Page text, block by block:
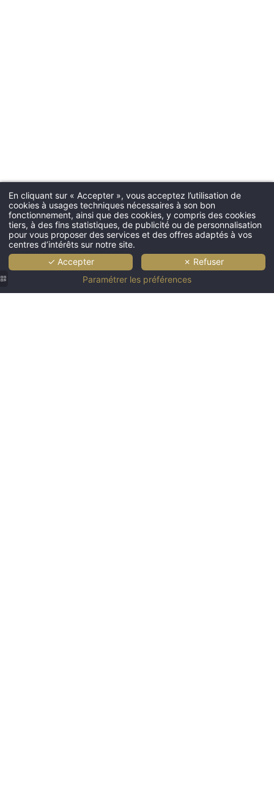
En cliquant sur « Accepter », vous acceptez l’utilisation de
cookies à usages techniques nécessaires à son bon
fonctionnement, ainsi que des cookies, y compris des cookies
tiers, à des fins statistiques, de publicité ou de personnalisation
pour vous proposer des services et des offres adaptés à vos
centres d’intérêts sur notre site.
✓ Accepter
✗ Refuser
Paramétrer les préférences